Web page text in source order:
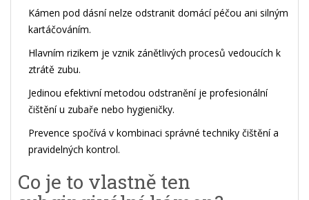
Kámen pod dásní nelze odstranit domácí péčou ani silným
kartáčováním.
Hlavním rizikem je vznik zánětlivých procesů vedoucích k
ztrátě zubu.
Jedinou efektivní metodou odstranění je profesionální
čištění u zubaře nebo hygieničky.
Prevence spočívá v kombinaci správné techniky čištění a
pravidelných kontrol.
Co je to vlastně ten